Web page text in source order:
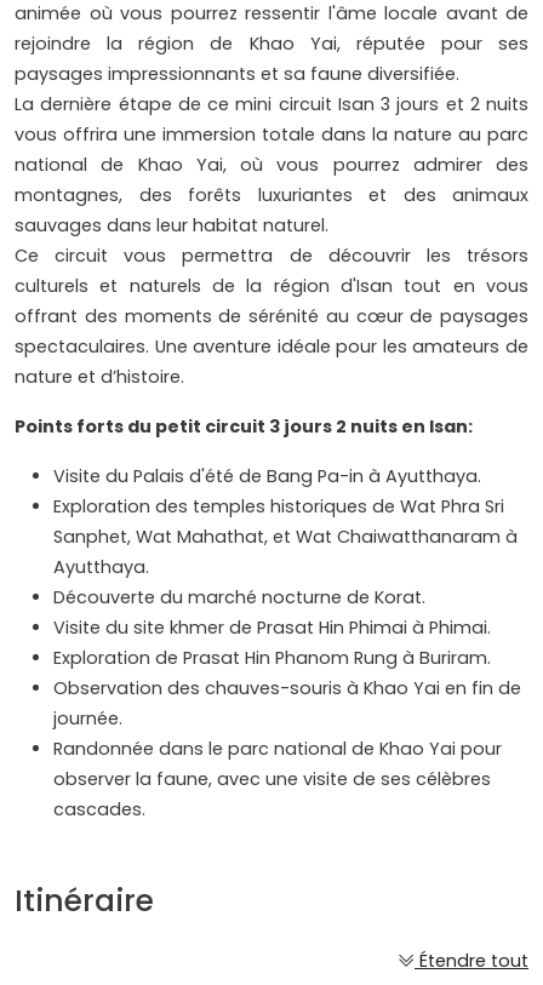
animée où vous pourrez ressentir l'âme locale avant de
rejoindre la région de Khao Yai, réputée pour ses
paysages impressionnants et sa faune diversifiée.
La dernière étape de ce mini circuit Isan 3 jours et 2 nuits
vous offrira une immersion totale dans la nature au parc
national de Khao Yai, où vous pourrez admirer des
montagnes, des forêts luxuriantes et des animaux
sauvages dans leur habitat naturel.
Ce circuit vous permettra de découvrir les trésors
culturels et naturels de la région d'Isan tout en vous
offrant des moments de sérénité au cœur de paysages
spectaculaires. Une aventure idéale pour les amateurs de
nature et d’histoire.
Points forts du petit circuit 3 jours 2 nuits en Isan:
Visite du Palais d'été de Bang Pa-in à Ayutthaya.
Exploration des temples historiques de Wat Phra Sri
Sanphet, Wat Mahathat, et Wat Chaiwatthanaram à
Ayutthaya.
Découverte du marché nocturne de Korat.
Visite du site khmer de Prasat Hin Phimai à Phimai.
Exploration de Prasat Hin Phanom Rung à Buriram.
Observation des chauves-souris à Khao Yai en fin de
journée.
Randonnée dans le parc national de Khao Yai pour
observer la faune, avec une visite de ses célèbres
cascades.
Itinéraire
Étendre tout